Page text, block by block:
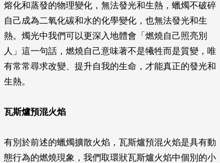
熔化和蒸發的物理變化，無法發光和生熱，蠟燭不破碎
自己成為二氧化碳和水的化學變化，也無法發光和生
熱。燭光中我們可以更深入地體會「燃燒自己照亮別
人」這一句話，燃燒自己意味著不是犧牲而是質變，唯
有常常尋求改變、提升自我的生命，才能真正的發光和
生熱。
瓦斯爐預混火焰
有別於前述的蠟燭擴散火焰，瓦斯爐預混火焰是具有動
態行為的燃燒現象，我們取環狀瓦斯爐火焰中個別的小